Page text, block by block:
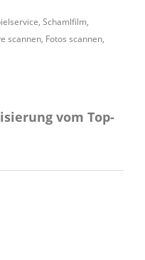
, Schamlfilm,
scannen, Fotos scannen,
vom Top-